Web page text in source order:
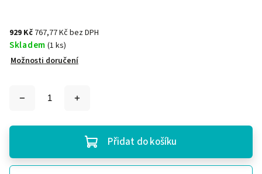
929 Kč 767,77 Kč bez DPH
Skladem (1 ks)
Možnosti doručení
Přidat do košíku